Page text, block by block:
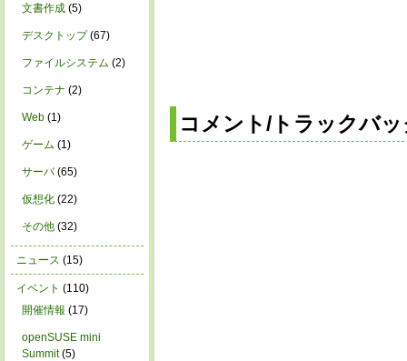
コメント/トラックバ
文書作成 (5)
デスクトップ(67)
ファイルシステム (2)
コンテナ (2)
Web (1)
ゲーム (1)
サーバ(65)
仮想化 (22)
その他 (32)
ニュース (15)
イベント (110)
開催情報 (17)
openSUSE mini
Summit(5)